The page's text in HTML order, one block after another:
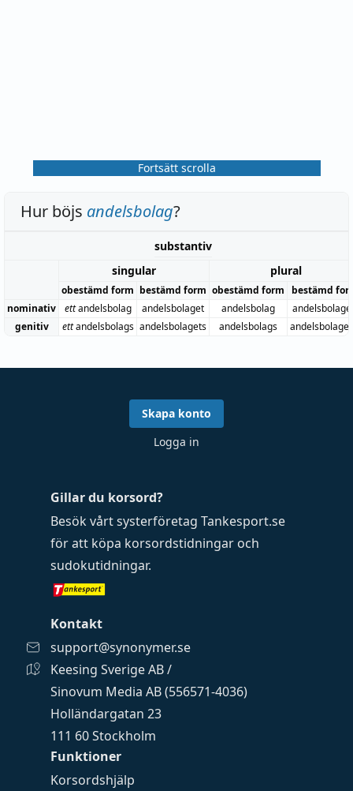
Fortsätt scrolla
Hur böjs andelsbolag?
substantiv
singular
plural
obestämd form bestämd form obestämd form
bestämd
nominativ
ettandelsbolag andelsbolaget andelsbolag
genitiv
ettandelsbolags andelsbolagets andelsbolags
Funktioner
Korsordshjälp
Gillar du korsord?
Besök vårt systerföretag Tankesport.se
för att köpa korsordstidningar och
sudokutidningar.
Kontakt
support@synonymer.se
Keesing Sverige AB /
Sinovum Media AB (556571-4036)
Holländargatan 23
111 60 Stockholm
Skapa konto
Logga in